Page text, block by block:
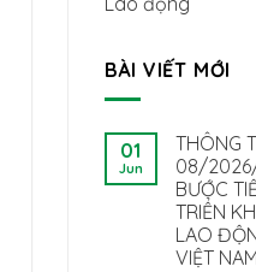
BÀI VIẾT MỚI
01
Jun
THÔNG
08/
BƯỚC
TRIỂN
LAO
VIỆT NAM